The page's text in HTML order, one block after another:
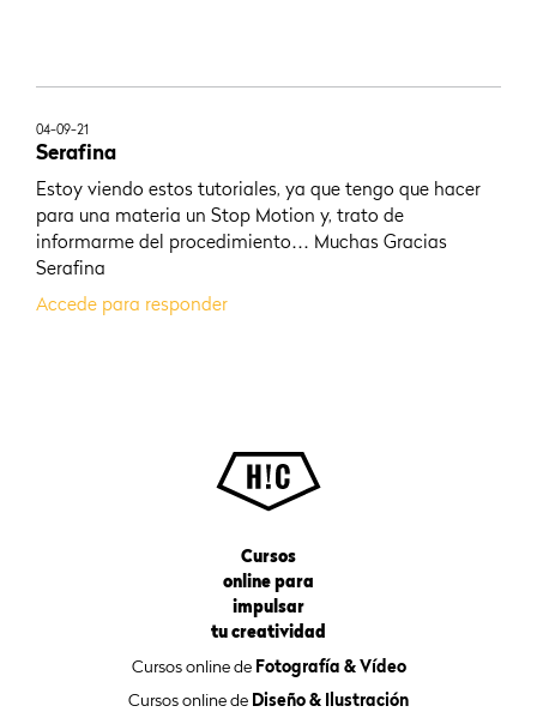
04-09-21
Serafina
Estoy viendo estos tutoriales, ya que tengo que hacer
para una materia un Stop Motion y, trato de
informarme del procedimiento… Muchas Gracias
Serafina
Accede para responder
Cursos
online para
impulsar
tu creatividad
Cursos online de Fotografía & Vídeo
Cursos online de Diseño & Ilustración